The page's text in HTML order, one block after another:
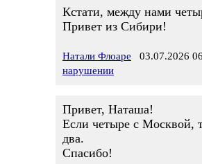
Кстати, между нами
Привет из Сибири!
Натали Флоаре 03.07.2026
нарушении
Привет, Наташа!
Если четыре с Москвой,
два.
Спасибо!